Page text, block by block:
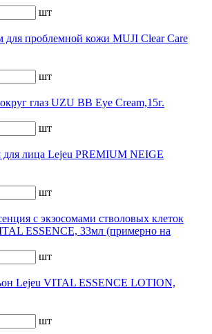
шт
проблемной кожи MUJI Clear Care
шт
глаз UZU BB Eye Cream,15г.
шт
лица Lejeu PREMIUM NEIGE
шт
с экзосомами стволовых клеток
ESSENCE, 33мл (примерно на
шт
Lejeu VITAL ESSENCE LOTION,
шт